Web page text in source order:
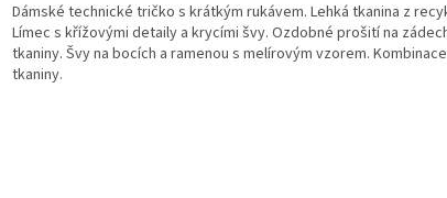
Dámské technické tričko s krátkým rukávem. Lehká tkanina z
Límec s křížovými detaily a krycími švy. Ozdobné prošití na
tkaniny. Švy na bocích a ramenou s melírovým vzorem.
tkaniny.